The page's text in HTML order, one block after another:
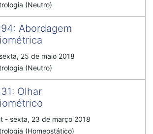
(Neutro)
: Abordagem
sexta, 25 de maio 2018
(Neutro)
: Olhar
- sexta, 23 de março 2018
(Homeostático)